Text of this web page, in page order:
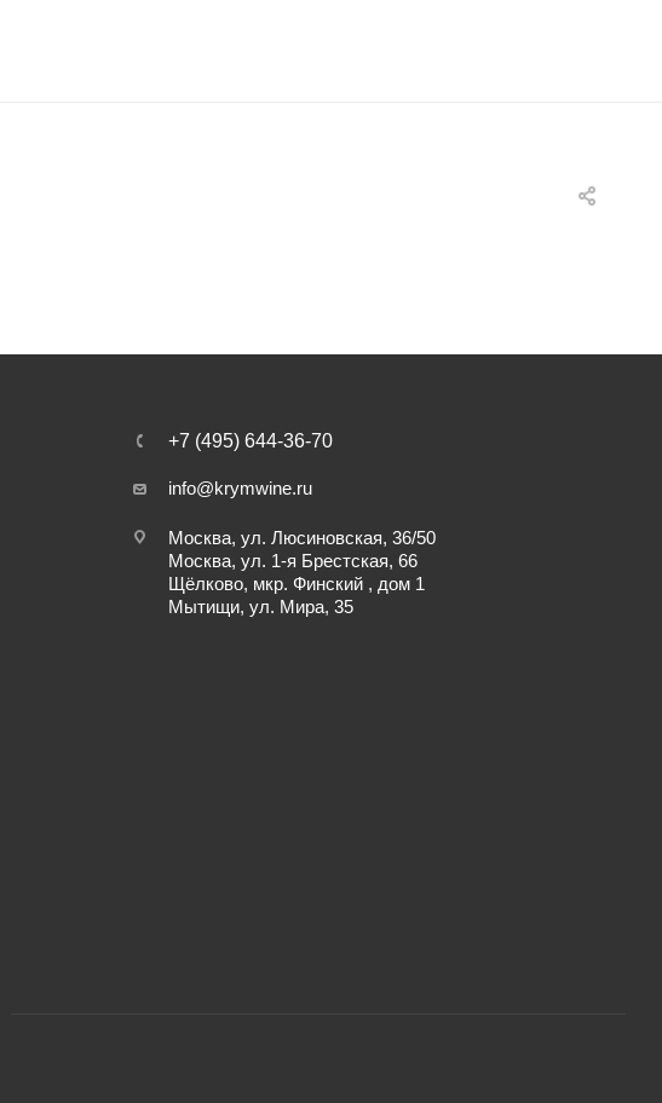
+7 (495) 644-36-70
info@krymwine.ru
Москва, ул. Люсиновская, 36/50
Москва, ул. 1-я Брестская, 66
Щёлково, мкр. Финский , дом 1
Мытищи, ул. Мира, 35